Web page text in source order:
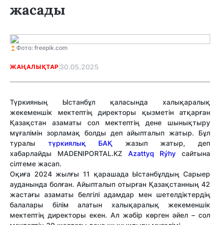
жасады
Фото: freepik.com
ЖАҢАЛЫҚТАР 30.05.2025
Түркияның Ыстанбұл қаласында халықаралық
жекеменшік мектептің директоры қызметін атқарған
Қазақстан азаматы сол мектептің дене шынықтыру
мұғалімін зорламақ болды деп айыпталып жатыр. Бұл
туралы түркиялық БАҚ жазып жатыр, деп
хабарлайды MADENIPORTAL.KZ Azattyq Rýhy сайтына
сілтеме жасап.
Оқиға 2024 жылғы 11 қарашада Ыстанбұлдың Сарыер
ауданында болған. Айыпталып отырған Қазақстанның 42
жастағы азаматы белгілі адамдар мен шетелдіктердің
балалары білім алатын халықаралық жекеменшік
мектептің директоры екен. Ал жәбір көрген әйел – сол